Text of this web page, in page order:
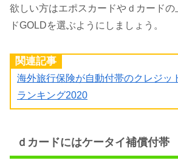
欲しい方はエポスカードやｄカード
ドGOLDを選ぶようにしましょう。
関連記事
海外旅行保険が自動付帯のクレジッ
ランキング2020
ｄカードにはケータイ補償付帯